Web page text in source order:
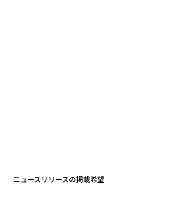
ニュースリリースの掲載希望